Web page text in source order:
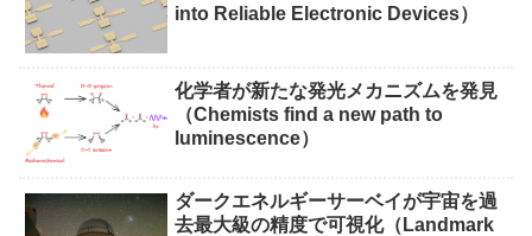
into Reliable Electronic Devices）
化学者が新たな発光メカニズムを発見
（Chemists find a new path to
luminescence）
ダークエネルギーサーベイが宇宙を過
去最大級の精度で可視化（Landmark